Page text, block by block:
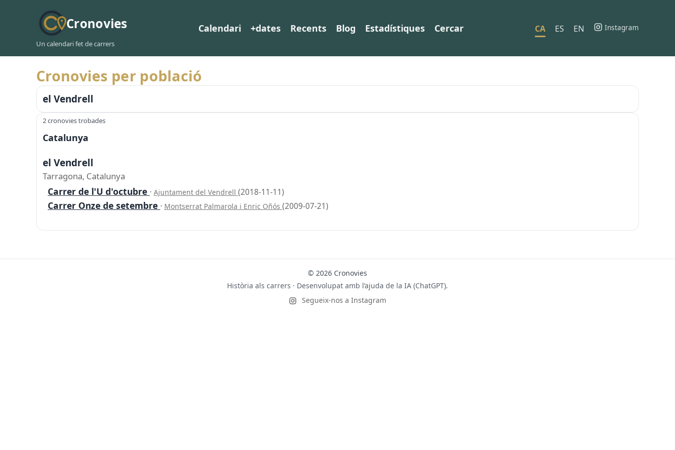
Cronovies
Un calendari fet de carrers
Calendari +dates Recents Blog Estadístiques Cercar CA ES EN Instagram
Cronovies per població
el Vendrell
2 cronovies trobades
Catalunya
el Vendrell
Tarragona, Catalunya
Carrer de l'U d'octubre · Ajuntament del Vendrell (2018-11-11)
Carrer Onze de setembre · Montserrat Palmarola i Enric Oñós (2009-07-21)
© 2026 Cronovies
Història als carrers · Desenvolupat amb l’ajuda de la IA (ChatGPT).
Segueix-nos a Instagram